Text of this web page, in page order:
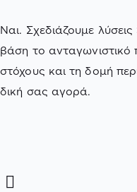
Ναι. Σχεδιάζουμε
βάση το ανταγωνιστικό
στόχους και τη δομή
δική σας αγορά.